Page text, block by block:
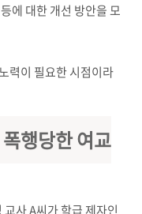
에 대한 개선 방안을 모
력이 필요한 시점이라
행당한 여교
사 A씨가 학급 제자인